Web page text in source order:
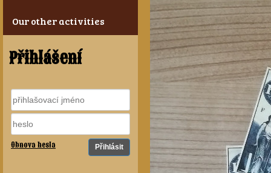
Our other activities
Přihlášení
Obnova hesla